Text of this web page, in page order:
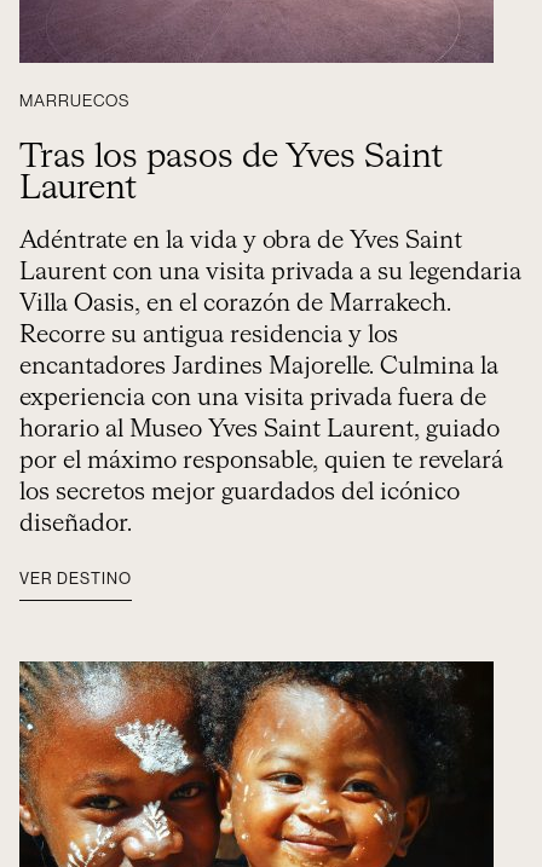
MARRUECOS
Tras los pasos de Yves Saint
Laurent
Adéntrate en la vida y obra de Yves Saint
Laurent con una visita privada a su legendaria
Villa Oasis, en el corazón de Marrakech.
Recorre su antigua residencia y los
encantadores Jardines Majorelle. Culmina la
experiencia con una visita privada fuera de
horario al Museo Yves Saint Laurent, guiado
por el máximo responsable, quien te revelará
los secretos mejor guardados del icónico
diseñador.
VER DESTINO